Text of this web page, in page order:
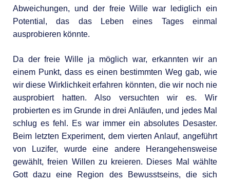
Abweichungen, und der freie Wille war lediglich ein
Potential, das das Leben eines Tages einmal
ausprobieren könnte.
Da der freie Wille ja möglich war, erkannten wir an
einem Punkt, dass es einen bestimmten Weg gab, wie
wir diese Wirklichkeit erfahren könnten, die wir noch nie
ausprobiert hatten. Also versuchten wir es. Wir
probierten es im Grunde in drei Anläufen, und jedes Mal
schlug es fehl. Es war immer ein absolutes Desaster.
Beim letzten Experiment, dem vierten Anlauf, angeführt
von Luzifer, wurde eine andere Herangehensweise
gewählt, freien Willen zu kreieren. Dieses Mal wählte
Gott dazu eine Region des Bewusstseins, die sich